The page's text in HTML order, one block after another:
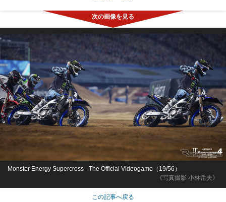
《写真撮影 小林岳夫》
Monster Energy Supercross - The Official Videogame（19/56）
この記事へ戻る